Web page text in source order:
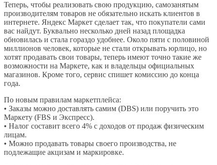
Теперь, чтобы реализовать свою продукцию, самозанятым
производителям товаров не обязательно искать клиентов в
интернете. Яндекс Маркет сделает так, что покупатели сами
вас найдут. Буквально несколько дней назад площадка
обновилась и стала гораздо удобнее. Около пяти с половиной
миллионов человек, которые не стали открывать юрлицо, но
хотят продавать свои товары, теперь имеют точно такие же
возможности на Маркете, как и владельцы официальных
магазинов. Кроме того, сервис спишет комиссию до конца
года.
По новым правилам маркетплейса:
• Заказы можно доставлять самим (DBS) или поручить это
Маркету (FBS и Экспресс).
• Налог составит всего 4% с доходов от продаж физическим
лицам.
• Можно продавать товары своего производства, не
подлежащие акцизам и маркировке.